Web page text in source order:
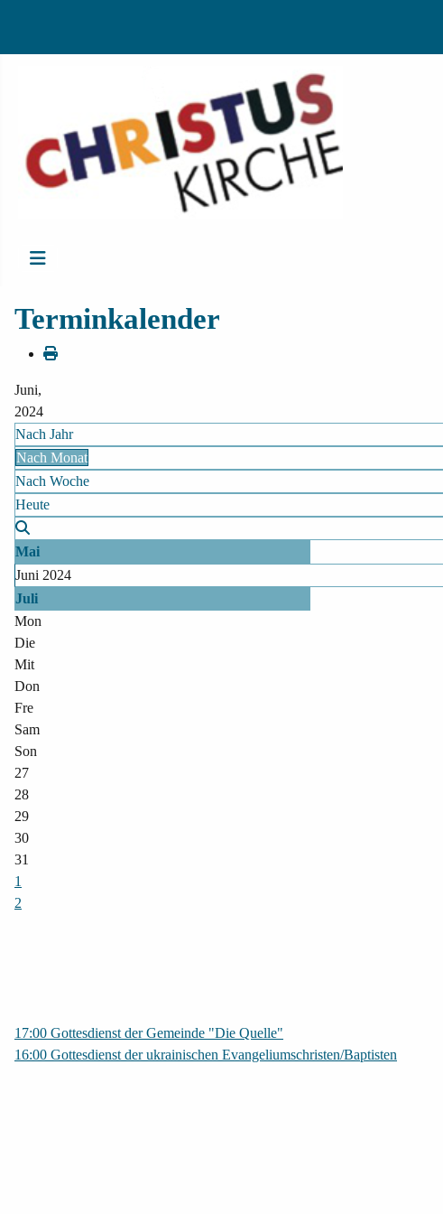
Terminkalender
Juni,
2024
Nach Jahr
Nach Monat
Nach Woche
Heute
Mai
Juni 2024
Juli
Mon
Die
Mit
Don
Fre
Sam
Son
27
28
29
30
31
1
2
17:00 Gottesdienst der Gemeinde "Die Quelle"
16:00 Gottesdienst der ukrainischen Evangeliumschristen/Baptisten